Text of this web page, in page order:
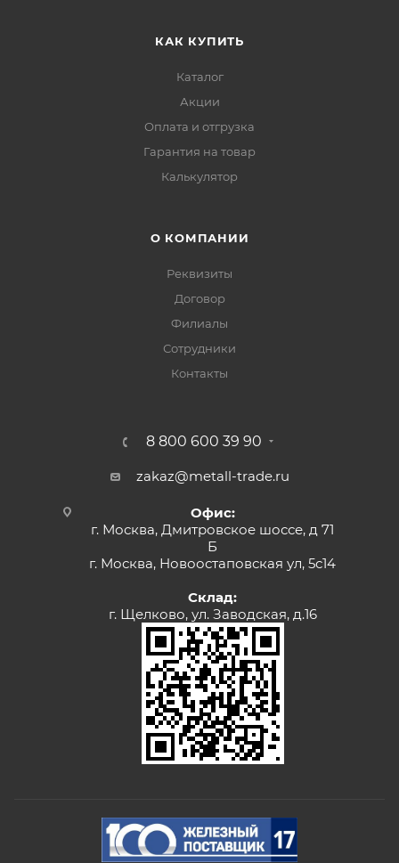
КАК КУПИТЬ
Каталог
Акции
Оплата и отгрузка
Гарантия на товар
Калькулятор
О КОМПАНИИ
Реквизиты
Договор
Филиалы
Сотрудники
Контакты
8 800 600 39 90
zakaz@metall-trade.ru
Офис:
г. Москва, Дмитровское шоссе, д 71
Б
г. Москва, Новоостаповская ул, 5с14
Склад:
г. Щелково, ул. Заводская, д.16